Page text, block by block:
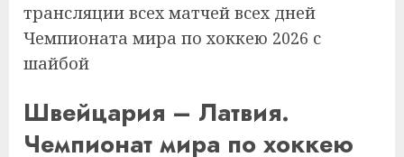
трансляции всех матчей всех дней
Чемпионата мира по хоккею 2026 с
шайбой
Швейцария – Латвия.
Чемпионат мира по хоккею